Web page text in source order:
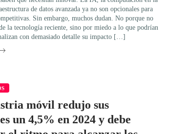
de datos avanzada ya no son opcionales para
Sin embargo, muchos dudan. No porque no
la tecnología reciente, sino por miedo a lo que podrían
con demasiado detalle su impacto […]
móvil redujo sus
un 4,5% en 2024 y debe